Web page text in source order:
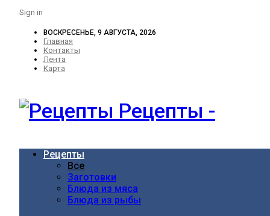
Sign in
ВОСКРЕСЕНЬЕ, 9 АВГУСТА, 2026
Главная
Контакты
Лента
Карта
Рецепты -
Рецепты
Все
Заготовки
Блюда из мяса
Блюда из рыбы